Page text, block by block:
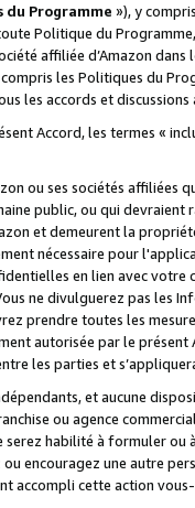
du Programme »), y
Politique du
affiliée d’Amazon
les Politiques du
les accords et discussions
Accord, les termes «
ou ses sociétés affiliées
public, ou qui
et demeurent la
nécessaire pour
en lien avec
ne divulguerez pas les
prendre toutes les
autorisée par le
les parties et
et aucune
ou agence
serez habilité à formuler
encouragez une autre
accompli cette action